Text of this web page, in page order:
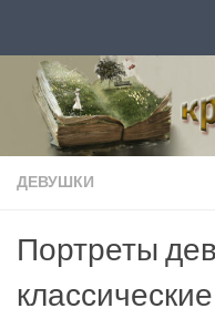
ДЕВУШКИ
Портреты
классические